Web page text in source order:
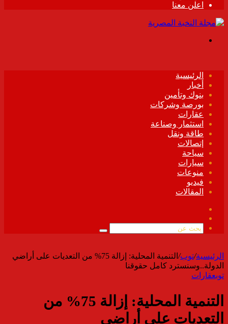
اعلن معنا
الرئيسية
أخبار
بنوك وتأمين
بورصة وشركات
عقارات
استثمار وصناعة
طاقة ونقل
إتصالات
سياحة
سيارات
منوعات
فيديو
المقالات
الموقع
بحث
الرئيسية/توب/
التنمية المحلية: إزالة 75% من التعديات على أراضي
الدولة..وسنسترد كامل حقوقنا
توبعقارات
التنمية المحلية: إزالة 75% من
التعديات على أراضي